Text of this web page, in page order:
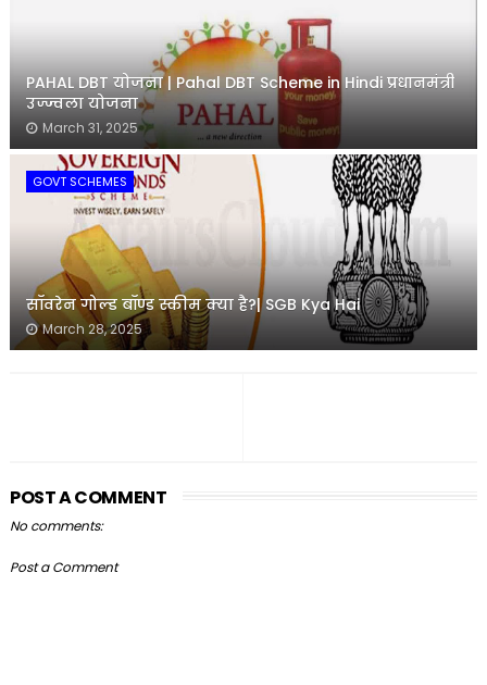
PAHAL DBT योजना | Pahal DBT Scheme in Hindi प्रधानमंत्री
उज्ज्वला योजना
March 31, 2025
GOVT SCHEMES
सॉवरेन गोल्ड बॉण्ड स्कीम क्या है?| SGB Kya Hai
March 28, 2025
POST A COMMENT
No comments:
Post a Comment